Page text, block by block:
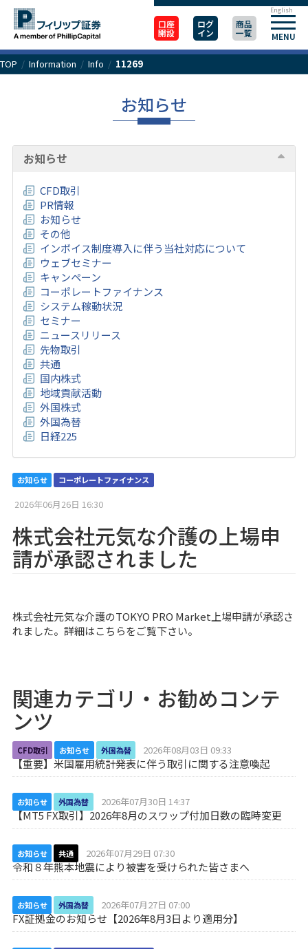
口座
開設
ログ
イン
商品
一覧 MENU
English
TOP / Information / Info / 11269
お知らせ
お知らせ
CFD取引
PR情報
お知らせ
その他
インボイス制度導入に伴う当社対応について
ウェブセミナー
キャンペーン
コーポレートファイナンス
システム稼動状況
セミナー
ニュースリリース
先物取引
共通
国内株式
地域貢献活動
外国株式
外国為替
日経225
お知らせ コーポレートファイナンス
2026年06月26日 16:30
株式会社元気な介護の上場申
請が承認されました
株式会社元気な介護のTOKYO PRO Market上場申請が承認さ
れました。詳細はこちらをご覧下さい。
関連カテゴリ・お勧めコンテ
ンツ
CFD取引 お知らせ 外国為替 2026年08月03日 09:33
【重要】米国雇用統計発表に伴う取引に関する注意喚起
お知らせ 外国為替 2026年07月30日 14:37
【MT5 FX取引】2026年8月のスワップ付加日数の臨時変更
お知らせ 共通 2026年07月29日 07:30
令和８年熊本地震により被害を受けられた皆さまへ
お知らせ 外国為替 2026年07月27日 07:00
FX証拠金のお知らせ【2026年8月3日より適用分】